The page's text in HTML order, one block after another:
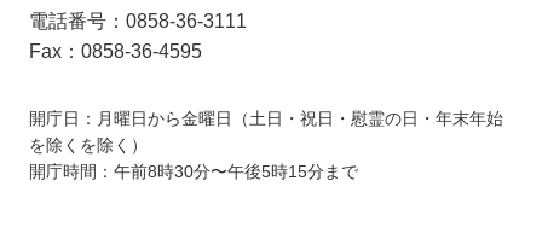
電話番号：0858-36-3111
Fax：0858-36-4595
開庁日：月曜日から金曜日（土日・祝日・慰霊の日・年末年始
を除くを除く）
開庁時間：午前8時30分〜午後5時15分まで